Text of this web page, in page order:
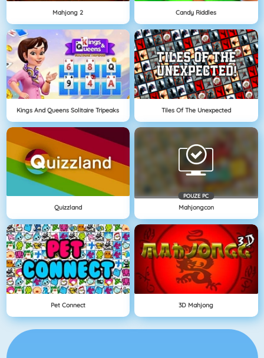
Mahjong 2 Candy Riddles
Kings And Queens Solitaire Tripeaks Tiles Of The Unexpected
Quizzland
POUZE PC
Mahjongcon
Pet Connect 3D Mahjong